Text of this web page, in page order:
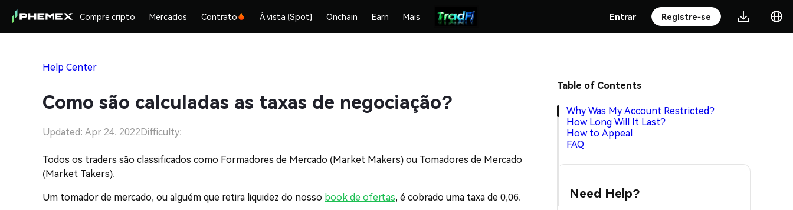
Compre cripto Mercados Contrato À vista (Spot) Onchain Earn Mais Entrar Registre-se
Help Center
Como são calculadas as taxas de negociação?
Updated: Apr 24, 2022 Difficulty:
Todos os traders são classificados como Formadores de Mercado (Market Makers) ou Tomadores de Mercado
(Market Takers).
Um tomador de mercado, ou alguém que retira liquidez do nosso book de ofertas, é cobrado uma taxa de 0,06.
Table of Contents
Why Was My Account Restricted?
How Long Will It Last?
How to Appeal
FAQ
Need Help?